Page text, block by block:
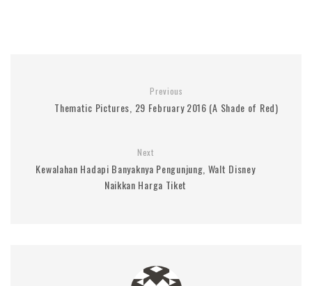
Previous
Thematic Pictures, 29 February 2016 (A Shade of Red)
Next
Kewalahan Hadapi Banyaknya Pengunjung, Walt Disney
Naikkan Harga Tiket